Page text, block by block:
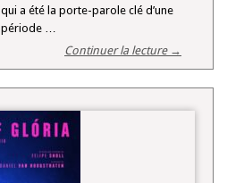
qui a été la porte-parole clé d’une
période …
Continuer la lecture →